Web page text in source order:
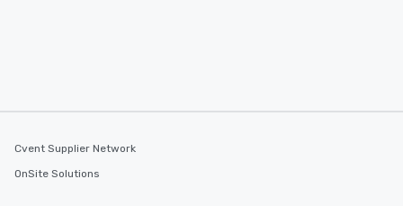
Cvent Supplier Network
OnSite Solutions